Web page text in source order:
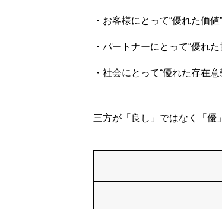
お問い合わせ
・お客様にとって“優れた価値
・パートナーにとって“優れた
・社会にとって“優れた存在意
三方が「良し」ではなく「優